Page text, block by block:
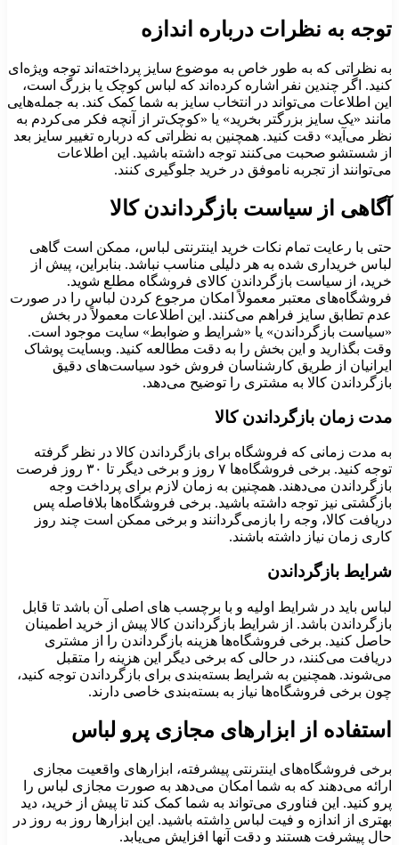
توجه به نظرات درباره اندازه
به نظراتی که به طور خاص به موضوع سایز پرداخته‌اند توجه ویژه‌ای
کنید. اگر چندین نفر اشاره کرده‌اند که لباس کوچک یا بزرگ است،
این اطلاعات می‌تواند در انتخاب سایز به شما کمک کند. به جمله‌هایی
مانند «یک سایز بزرگتر بخرید» یا «کوچک‌تر از آنچه فکر می‌کردم به
نظر می‌آید» دقت کنید. همچنین به نظراتی که درباره تغییر سایز بعد
از شستشو صحبت می‌کنند توجه داشته باشید. این اطلاعات
می‌توانند از تجربه ناموفق در خرید جلوگیری کنند.
آگاهی از سیاست بازگرداندن کالا
حتی با رعایت تمام نکات خرید اینترنتی لباس، ممکن است گاهی
لباس خریداری شده به هر دلیلی مناسب نباشد. بنابراین، پیش از
خرید، از سیاست بازگرداندن کالای فروشگاه مطلع شوید.
فروشگاه‌های معتبر معمولاً امکان مرجوع کردن لباس را در صورت
عدم تطابق سایز فراهم می‌کنند. این اطلاعات معمولاً در بخش
«سیاست بازگرداندن» یا «شرایط و ضوابط» سایت موجود است.
وقت بگذارید و این بخش را به دقت مطالعه کنید. وبسایت پوشاک
ایرانیان از طریق کارشناسان فروش خود سیاست‌های دقیق
بازگرداندن کالا به مشتری را توضیح می‌دهد.
مدت زمان بازگرداندن کالا
به مدت زمانی که فروشگاه برای بازگرداندن کالا در نظر گرفته
توجه کنید. برخی فروشگاه‌ها ۷ روز و برخی دیگر تا ۳۰ روز فرصت
بازگرداندن می‌دهند. همچنین به زمان لازم برای پرداخت وجه
بازگشتی نیز توجه داشته باشید. برخی فروشگاه‌ها بلافاصله پس
دریافت کالا، وجه را بازمی‌گردانند و برخی ممکن است چند روز
کاری زمان نیاز داشته باشند.
شرایط بازگرداندن
لباس باید در شرایط اولیه و با برچسب های اصلی آن باشد تا قابل
بازگرداندن باشد. از شرایط بازگرداندن کالا پیش از خرید اطمینان
حاصل کنید. برخی فروشگاه‌ها هزینه بازگرداندن را از مشتری
دریافت می‌کنند، در حالی که برخی دیگر این هزینه را متقبل
می‌شوند. همچنین به شرایط بسته‌بندی برای بازگرداندن توجه کنید،
چون برخی فروشگاه‌ها نیاز به بسته‌بندی خاصی دارند.
استفاده از ابزارهای مجازی پرو لباس
برخی فروشگاه‌های اینترنتی پیشرفته، ابزارهای واقعیت مجازی
ارائه می‌دهند که به شما امکان می‌دهد به صورت مجازی لباس را
پرو کنید. این فناوری می‌تواند به شما کمک کند تا پیش از خرید، دید
بهتری از اندازه و فیت لباس داشته باشید. این ابزارها روز به روز در
حال پیشرفت هستند و دقت آنها افزایش می‌یابد.